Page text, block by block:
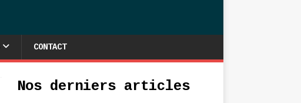
CONTACT
Nos derniers articles